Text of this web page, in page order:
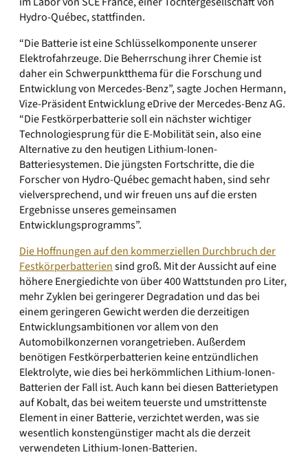
Hydro-Québec, stattfinden.
“Die Batterie ist eine Schlüsselkomponente unserer
Elektrofahrzeuge. Die Beherrschung ihrer Chemie ist
daher ein Schwerpunktthema für die Forschung und
Entwicklung von Mercedes-Benz”, sagte Jochen Hermann,
Vize-Präsident Entwicklung eDrive der Mercedes-Benz AG.
“Die Festkörperbatterie soll ein nächster wichtiger
Technologiesprung für die E-Mobilität sein, also eine
Alternative zu den heutigen Lithium-Ionen-
Batteriesystemen. Die jüngsten Fortschritte, die die
Forscher von Hydro-Québec gemacht haben, sind sehr
vielversprechend, und wir freuen uns auf die ersten
Ergebnisse unseres gemeinsamen
Entwicklungsprogramms”.
Die Hoffnungen auf den kommerziellen Durchbruch der
Festkörperbatteriensind groß. Mit der Aussicht auf eine
höhere Energiedichte von über 400 Wattstunden pro Liter,
mehr Zyklen bei geringerer Degradation und das bei
einem geringeren Gewicht werden die derzeitigen
Entwicklungsambitionen vor allem von den
Automobilkonzernen vorangetrieben. Außerdem
benötigen Festkörperbatterien keine entzündlichen
Elektrolyte, wie dies bei herkömmlichen Lithium-Ionen-
Batterien der Fall ist. Auch kann bei diesen Batterietypen
auf Kobalt, das bei weitem teuerste und umstrittenste
Element in einer Batterie, verzichtet werden, was sie
wesentlich konstengünstiger macht als die derzeit
verwendeten Lithium-Ionen-Batterien.